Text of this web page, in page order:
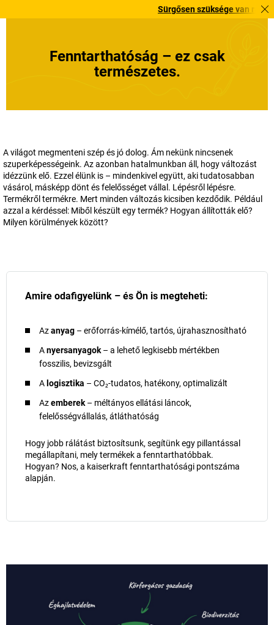
Sürgősen szüksége van rá?
Fenntarthatóság – ez csak
természetes.
A világot megmenteni szép és jó dolog. Ám nekünk nincsenek
szuperképességeink. Az azonban hatalmunkban áll, hogy változást
idézzünk elő. Ezzel élünk is – mindenkivel együtt, aki tudatosabban
vásárol, másképp dönt és felelősséget vállal. Lépésről lépésre.
Termékről termékre. Mert minden változás kicsiben kezdődik. Például
azzal a kérdéssel: Miből készült egy termék? Hogyan állították elő?
Milyen körülmények között?
Amire odafigyelünk – és Ön is megteheti:
Azanyag – erőforrás-kímélő, tartós, újrahasznosítható
Anyersanyagok – a lehető legkisebb mértékben
fosszilis, bevizsgált
A logisztika – CO₂-tudatos, hatékony, optimalizált
Azemberek – méltányos ellátási láncok,
felelősségvállalás, átláthatóság
Hogy jobb rálátást biztosítsunk, segítünk egy pillantással
megállapítani, mely termékek a fenntarthatóbbak.
Hogyan? Nos, a kaiserkraft fenntarthatósági pontszáma
alapján.